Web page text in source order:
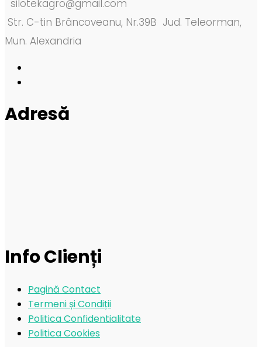
silotekagro@gmail.com
Str. C-tin Brâncoveanu, Nr.39B Jud. Teleorman,
Mun. Alexandria
Adresă
Info Clienți
Pagină Contact
Termeni și Condiții
Politica Confidentialitate
Politica Cookies